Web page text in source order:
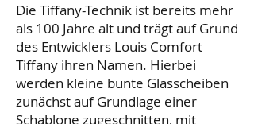
Die Tiffany-Technik ist bereits mehr
als 100 Jahre alt und trägt auf Grund
des Entwicklers Louis Comfort
Tiffany ihren Namen. Hierbei
werden kleine bunte Glasscheiben
zunächst auf Grundlage einer
Schablone zugeschnitten, mit